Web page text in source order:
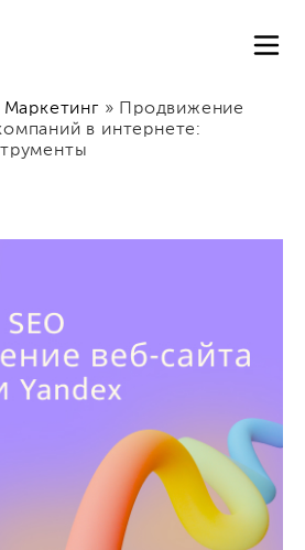
Маркетинг»
Продвижение
в интернете: